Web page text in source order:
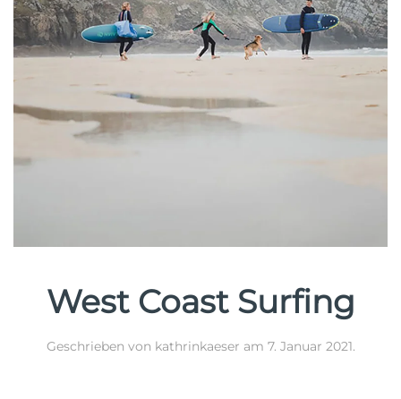
West Coast Surfing
Geschrieben von kathrinkaeser am 7. Januar 2021.